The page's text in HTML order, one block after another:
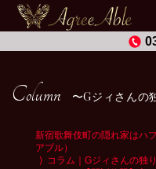
Column Gジィさんの
新宿歌舞伎町の隠れ家はハ
アブル）
コラム｜Gジィさんの独